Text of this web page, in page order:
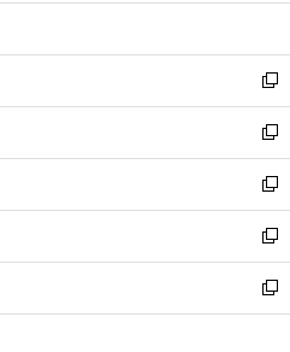
開
く
ン
ウ
で
開
く
ウ
ン
ド
ウ
で
開
く
し
ウ
ィ
ン
ド
ウ
で
開
く
新
し
い
ウ
ィ
ン
ド
ウ
で
開
新
し
い
ウ
ィ
ン
ド
ウ
新
し
い
ウ
ィ
ン
新
し
い
ウ
新
し